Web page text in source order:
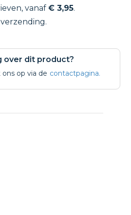
vanaf€ 3,95.
verzending.
over dit product?
op via de contactpagina.